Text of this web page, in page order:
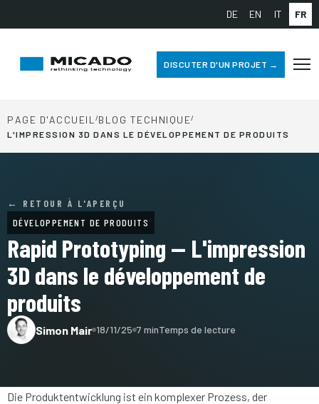
DE EN IT FR
DISCUTER D'UN PROJET →
PAGE D'ACCUEIL /BLOG TECHNIQUE/
L'IMPRESSION 3D DANS LE DÉVELOPPEMENT DE PRODUITS
← RETOUR À L'APERÇU
DÉVELOPPEMENT DE PRODUITS
Rapid Prototyping — L'impression
3D dans le développement de
produits
Simon Mair 18/11/25 7 minTemps de lecture
Die Produktentwicklung ist ein komplexer Prozess, der